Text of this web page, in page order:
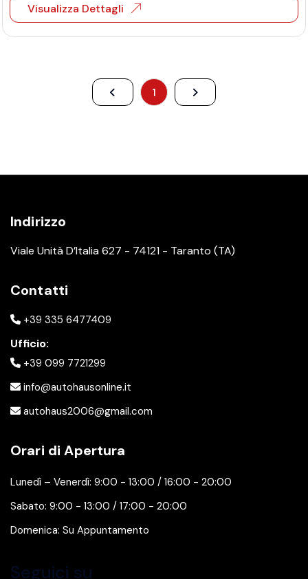
Visualizza Dettagli
1
Indirizzo
Viale Unità D’Italia 627 - 74121 - Taranto (TA)
Contatti
+39 335 6477409
Ufficio:
+39 099 7721299
info@autohausonline.it
autohaus2006@gmail.com
Orari di Apertura
Lunedì – Venerdì: 9:00 - 13:00 / 16:00 - 20:00
Sabato: 9:00 - 13:00 / 17:00 - 20:00
Domenica: Su Appuntamento
Seguici su